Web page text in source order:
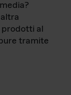
prodotti al
tramite